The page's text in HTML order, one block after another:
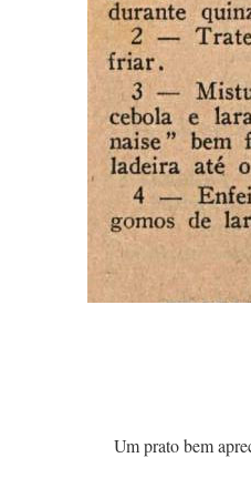
Um prato bem